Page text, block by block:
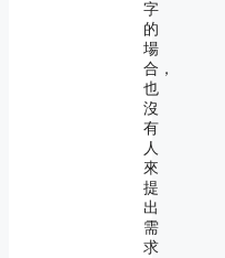
字
的
場
合，
也
沒
有
人
來
提
出
需
求